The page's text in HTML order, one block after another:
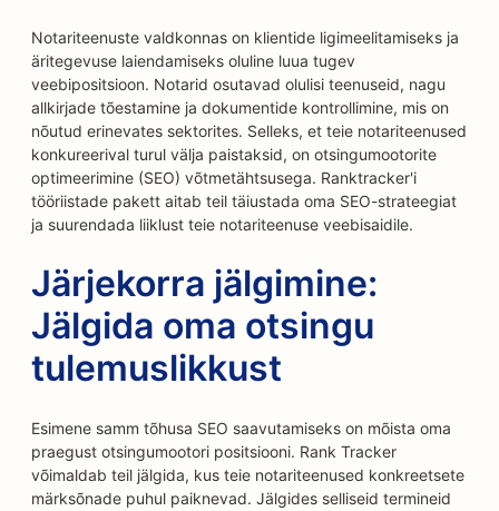
Notariteenuste valdkonnas on klientide ligimeelitamiseks ja
äritegevuse laiendamiseks oluline luua tugev
veebipositsioon. Notarid osutavad olulisi teenuseid, nagu
allkirjade tõestamine ja dokumentide kontrollimine, mis on
nõutud erinevates sektorites. Selleks, et teie notariteenused
konkureerival turul välja paistaksid, on otsingumootorite
optimeerimine (SEO) võtmetähtsusega. Ranktracker'i
tööriistade pakett aitab teil täiustada oma SEO-strateegiat
ja suurendada liiklust teie notariteenuse veebisaidile.
Järjekorra jälgimine:
Jälgida oma otsingu
tulemuslikkust
Esimene samm tõhusa SEO saavutamiseks on mõista oma
praegust otsingumootori positsiooni. Rank Tracker
võimaldab teil jälgida, kus teie notariteenused konkreetsete
märksõnade puhul paiknevad. Jälgides selliseid termineid